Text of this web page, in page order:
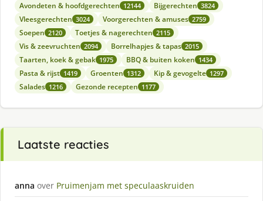
Avondeten & hoofdgerechten 12144 Bijgerechten 3824
Vleesgerechten 3024 Voorgerechten & amuses 2759
Soepen 2120 Toetjes & nagerechten 2115
Vis & zeevruchten 2094 Borrelhapjes & tapas 2015
Taarten, koek & gebak 1975 BBQ & buiten koken 1434
Pasta & rijst 1419 Groenten 1312 Kip & gevogelte 1297
Salades 1216 Gezonde recepten 1177
Laatste reacties
anna over Pruimenjam met speculaaskruiden